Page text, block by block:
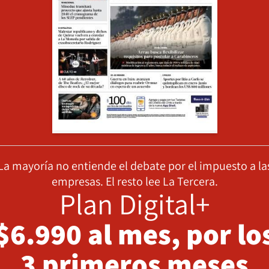
mayoría no entiende el debate por el impuesto a
empresas. El resto lee La Tercera.
Plan Digital+
al mes, por